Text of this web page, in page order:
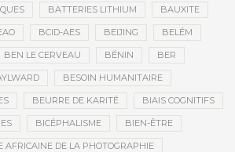
BATTERIES LITHIUM BAUXITE
BCID-AES BEIJING BELÉM
BEN LE CERVEAU BÉNIN BER
BESOIN HUMANITAIRE
BEURRE DE KARITÉ BIAIS COGNITIFS
BICÉPHALISME BIEN-ÊTRE
AFRICAINE DE LA PHOTOGRAPHIE